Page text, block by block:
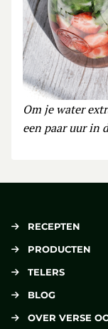
Om je water
een paar uur in
RECEPTEN
PRODUCTEN
TELERS
BLOG
OVER VERSE